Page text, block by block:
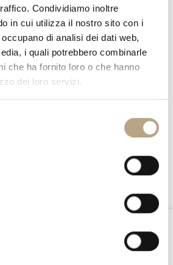
Condividiamo inoltre
in cui utilizza il nostro sito con i
di analisi dei dati web,
i quali potrebbero combinarle
che ha fornito loro o che hanno
dei loro servizi.